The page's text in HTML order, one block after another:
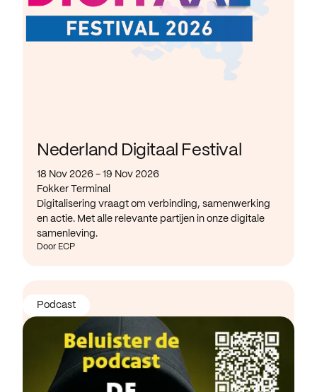
Nederland Digitaal Festival
18 Nov 2026 - 19 Nov 2026
Fokker Terminal
Digitalisering vraagt om verbinding, samenwerking
en actie. Met alle relevante partijen in onze digitale
samenleving.
Door ECP
Podcast